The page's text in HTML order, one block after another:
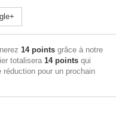
14 points grâce à notre
totalisera 14 points qui
pour un prochain